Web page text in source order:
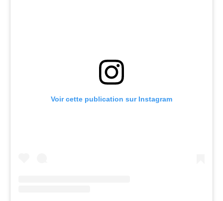
Voir cette publication sur Instagram